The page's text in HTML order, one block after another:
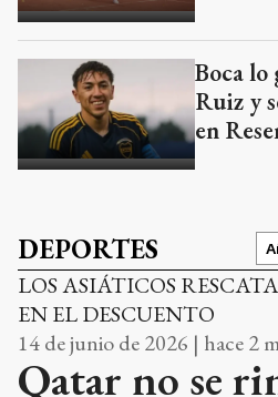
Boca lo
Ruiz y
en
DEPORTES
LOS ASIÁTICOS
EN EL DESCUENTO
14 de junio de 2026 | hace 2
Qatar no se